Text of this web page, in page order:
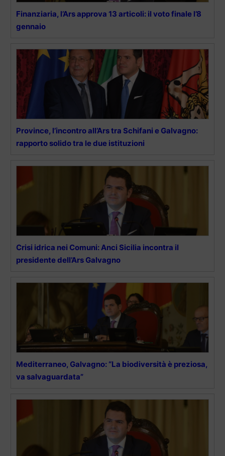
Finanziaria, l’Ars approva 13 articoli: il voto finale l’8
gennaio
Province, l’incontro all’Ars tra Schifani e Galvagno:
rapporto solido tra le due istituzioni
Crisi idrica nei Comuni: Anci Sicilia incontra il
presidente dell’Ars Galvagno
Mediterraneo, Galvagno: “La biodiversità è preziosa,
va salvaguardata”